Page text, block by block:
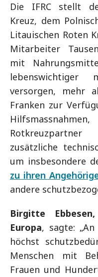
Die IFRC stellt
Kreuz, dem
Litauischen Roten
Mitarbeiter
mit
lebenswichtiger
versorgen, mehr
Franken zur
zusätzliche
um insbesondere
zu ihren
andere
Birgitte Ebbesen,
Europa, sagte:
höchst
Menschen mit
Frauen und